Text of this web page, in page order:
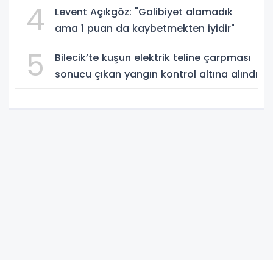
4
Levent Açıkgöz: "Galibiyet alamadık
ama 1 puan da kaybetmekten iyidir"
5
Bilecik’te kuşun elektrik teline çarpması
sonucu çıkan yangın kontrol altına alındı